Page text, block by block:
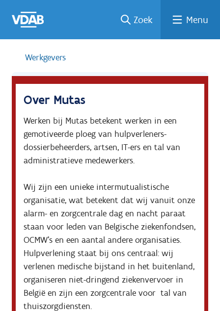
naar
een
een
job
mij?
naar
Zoek Menu
Werkgevers
Over Mutas
Werken bij Mutas betekent werken in een
gemotiveerde ploeg van hulpverleners-
dossierbeheerders, artsen, IT-ers en tal van
administratieve medewerkers.
Wij zijn een unieke intermutualistische
organisatie, wat betekent dat wij vanuit onze
alarm- en zorgcentrale dag en nacht paraat
staan voor leden van Belgische ziekenfondsen,
OCMW’s en een aantal andere organisaties.
Hulpverlening staat bij ons centraal: wij
verlenen medische bijstand in het buitenland,
organiseren niet-dringend ziekenvervoer in
België en zijn een zorgcentrale voor  tal van
thuiszorgdiensten.